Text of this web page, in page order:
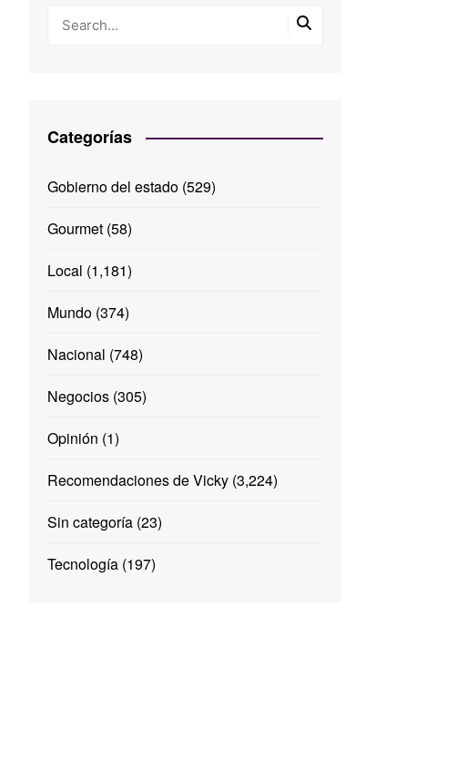
Categorías
Gobierno del estado(529)
Gourmet(58)
Local (1,181)
Mundo(374)
Nacional (748)
Negocios(305)
Opinión (1)
Recomendaciones de Vicky(3,224)
Sin categoría(23)
Tecnología(197)